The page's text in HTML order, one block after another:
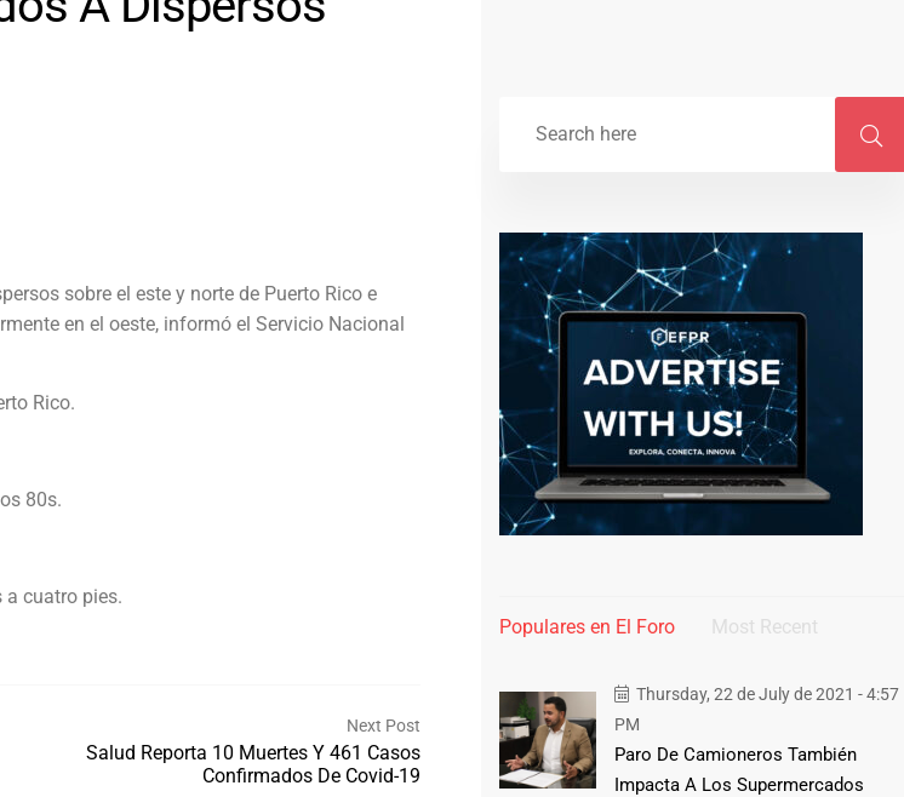
sobre el este y norte de Puerto Rico e
en el oeste, informó el Servicio Nacional
Rico.
80s.
a cuatro pies.
Next Post
Salud Reporta 10 Muertes Y 461 Casos
Confirmados De Covid-19
Populares en El Foro Most Recent
Thursday, 22 de July de 2021 - 4:57
PM
Paro De Camioneros También
Impacta A Los Supermercados